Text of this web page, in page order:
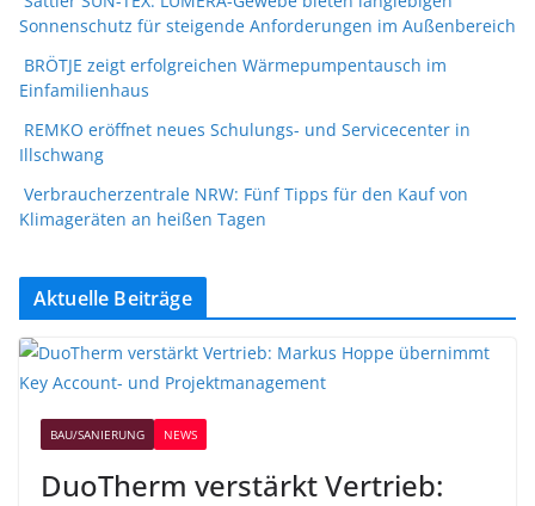
Sonnenschutz für steigende Anforderungen im Außenbereich
BRÖTJE zeigt erfolgreichen Wärmepumpentausch im
Einfamilienhaus
REMKO eröffnet neues Schulungs- und Servicecenter in
Illschwang
Verbraucherzentrale NRW: Fünf Tipps für den Kauf von
Klimageräten an heißen Tagen
Aktuelle Beiträge
BAU/SANIERUNG NEWS
DuoTherm verstärkt Vertrieb: